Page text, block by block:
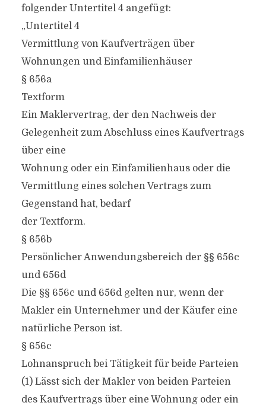
folgender Untertitel 4 angefügt:
„Untertitel 4
Vermittlung von Kaufverträgen über
Wohnungen und Einfamilienhäuser
§ 656a
Textform
Ein Maklervertrag, der den Nachweis der
Gelegenheit zum Abschluss eines Kaufvertrags
über eine
Wohnung oder ein Einfamilienhaus oder die
Vermittlung eines solchen Vertrags zum
Gegenstand hat, bedarf
der Textform.
§ 656b
Persönlicher Anwendungsbereich der §§ 656c
und 656d
Die §§ 656c und 656d gelten nur, wenn der
Makler ein Unternehmer und der Käufer eine
natürliche Person ist.
§ 656c
Lohnanspruch bei Tätigkeit für beide Parteien
(1) Lässt sich der Makler von beiden Parteien
des Kaufvertrags über eine Wohnung oder ein